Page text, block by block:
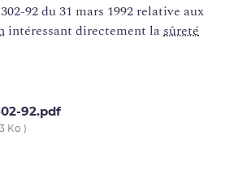
92 du 31 mars 1992 relative aux
intéressant directement lasûreté
92.pdf
Ko )